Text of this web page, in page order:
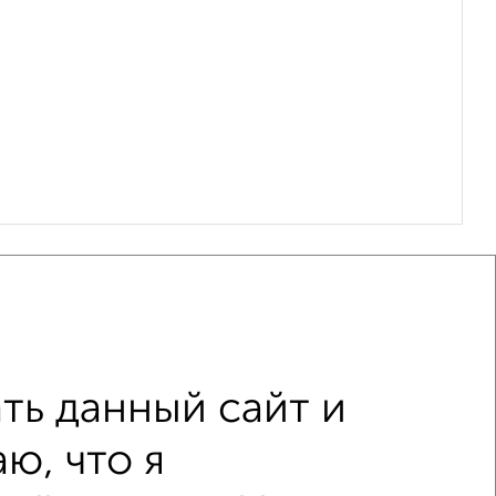
с балконом
данный сайт и
что я